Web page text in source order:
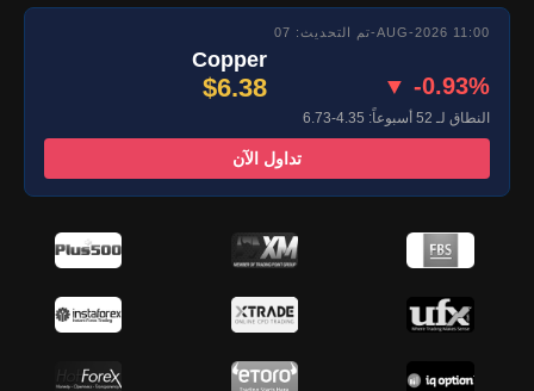
تم التحديث: 07-AUG-2026 11:00
Copper
$6.38 ▼ -0.93%
النطاق لـ 52 أسبوعاً: 4.35-6.73
تداول الآن